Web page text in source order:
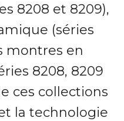
8208 et 8209),
(séries
montres en
8208, 8209
ces collections
la technologie